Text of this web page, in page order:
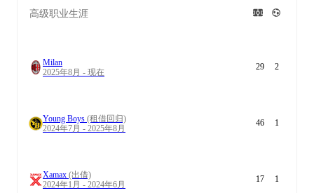
高级职业生涯
Milan
2025年8月 - 现在
29 2
Young Boys (租借回归)
2024年7月 - 2025年8月
46 1
Xamax (出借)
2024年1月 - 2024年6月
17 1